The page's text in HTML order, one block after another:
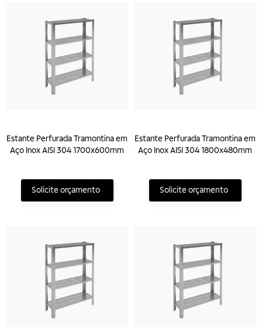
Estante Perfurada Tramontina em
Aço Inox AISI 304 1700x600mm
Solicite orçamento
Estante Perfurada Tramontina em
Aço Inox AISI 304 1800x480mm
Solicite orçamento